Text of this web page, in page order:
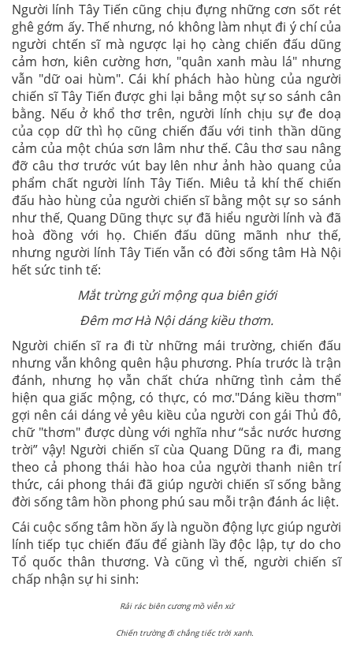
Người lính Tây Tiến cũng chịu đựng những cơn sốt rét
ghê gớm ấy. Thế nhưng, nó không làm nhụt đi ý chí của
người chtến sĩ mà ngược lại họ càng chiến đấu dũng
cảm hơn, kiên cường hơn, "quân xanh màu lá" nhưng
vẫn "dữ oai hùm". Cái khí phách hào hùng của người
chiến sĩ Tây Tiến được ghi lại bẳng một sự so sánh cân
bằng. Nếu ở khổ thơ trên, người lính chịu sự đe doạ
của cọp dữ thì họ cũng chiến đấu với tinh thần dũng
cảm của một chúa sơn lâm như thế. Câu thơ sau nâng
đỡ câu thơ trước vút bay lên như ảnh hào quang của
phẩm chất người lính Tây Tiến. Miêu tả khí thế chiến
đấu hào hùng của người chiến sĩ bằng một sự so sánh
như thế, Quang Dũng thực sự đã hiểu người lính và đã
hoà đồng với họ. Chiến đấu dũng mãnh như thế,
nhưng người lính Tây Tiến vẫn có đời sống tâm Hà Nội
hết sức tinh tế:
Mắt trừng gửi mộng qua biên giới
Đêm mơ Hà Nội dáng kiều thơm.
Người chiến sĩ ra đi từ những mái trường, chiến đấu
nhưng vẫn không quên hậu phương. Phía trước là trận
đánh, nhưng họ vẫn chất chứa những tình cảm thể
hiện qua giấc mộng, có thực, có mơ."Dáng kiều thơm"
gợi nên cái dáng vẻ yêu kiều của người con gái Thủ đô,
chữ "thơm" được dùng với nghĩa như “sắc nước hương
trời” vậy! Người chiến sĩ cùa Quang Dũng ra đi, mang
theo cả phong thái hào hoa của ngựời thanh niên trí
thức, cái phong thái đã giúp người chiến sĩ sống bằng
đời sống tâm hồn phong phú sau mỗi trận đánh ác liệt.
Cái cuộc sống tâm hồn ấy là nguồn động lực giúp người
lính tiếp tục chiến đấu để giành lầy độc lập, tự do cho
Tổ quốc thân thương. Và cũng vì thế, người chiến sĩ
chấp nhận sự hi sinh:
Rải rác biên cương mồ viễn xứ
Chiến trường đi chẳng tiếc trời xanh.